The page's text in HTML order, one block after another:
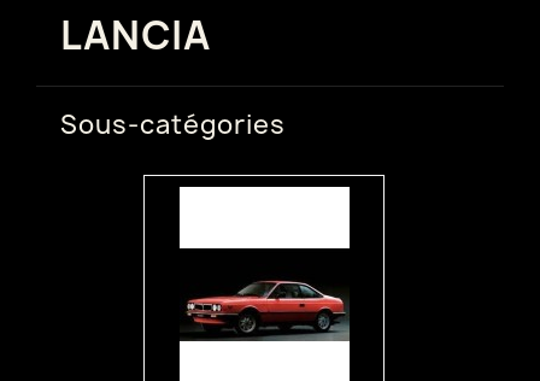
LANCIA
Sous-catégories